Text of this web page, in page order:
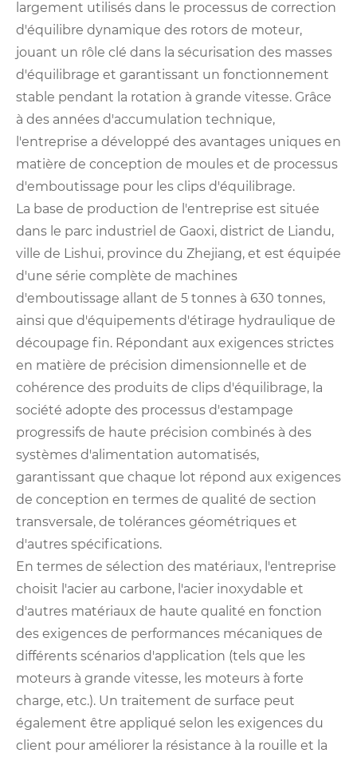
largement utilisés dans le processus de correction
d'équilibre dynamique des rotors de moteur,
jouant un rôle clé dans la sécurisation des masses
d'équilibrage et garantissant un fonctionnement
stable pendant la rotation à grande vitesse. Grâce
à des années d'accumulation technique,
l'entreprise a développé des avantages uniques en
matière de conception de moules et de processus
d'emboutissage pour les clips d'équilibrage.
La base de production de l'entreprise est située
dans le parc industriel de Gaoxi, district de Liandu,
ville de Lishui, province du Zhejiang, et est équipée
d'une série complète de machines
d'emboutissage allant de 5 tonnes à 630 tonnes,
ainsi que d'équipements d'étirage hydraulique de
découpage fin. Répondant aux exigences strictes
en matière de précision dimensionnelle et de
cohérence des produits de clips d'équilibrage, la
société adopte des processus d'estampage
progressifs de haute précision combinés à des
systèmes d'alimentation automatisés,
garantissant que chaque lot répond aux exigences
de conception en termes de qualité de section
transversale, de tolérances géométriques et
d'autres spécifications.
En termes de sélection des matériaux, l'entreprise
choisit l'acier au carbone, l'acier inoxydable et
d'autres matériaux de haute qualité en fonction
des exigences de performances mécaniques de
différents scénarios d'application (tels que les
moteurs à grande vitesse, les moteurs à forte
charge, etc.). Un traitement de surface peut
également être appliqué selon les exigences du
client pour améliorer la résistance à la rouille et la